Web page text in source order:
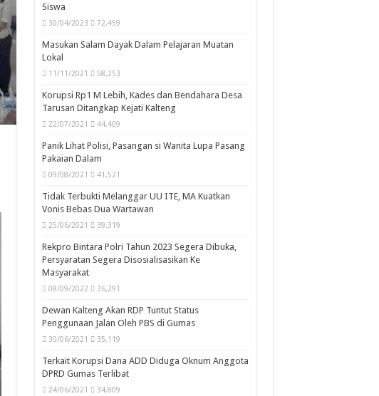
Siswa
30/04/2023 72,459
Masukan Salam Dayak Dalam Pelajaran Muatan
Lokal
11/11/2021 58,253
Korupsi Rp1 M Lebih, Kades dan Bendahara Desa
Tarusan Ditangkap Kejati Kalteng
22/07/2021 44,409
Panik Lihat Polisi, Pasangan si Wanita Lupa Pasang
Pakaian Dalam
09/08/2021 41,521
Tidak Terbukti Melanggar UU ITE, MA Kuatkan
Vonis Bebas Dua Wartawan
25/06/2021 39,319
Rekpro Bintara Polri Tahun 2023 Segera Dibuka,
Persyaratan Segera Disosialisasikan Ke
Masyarakat
08/09/2022 36,291
Dewan Kalteng Akan RDP Tuntut Status
Penggunaan Jalan Oleh PBS di Gumas
30/06/2021 35,119
Terkait Korupsi Dana ADD Diduga Oknum Anggota
DPRD Gumas Terlibat
24/06/2021 34,809